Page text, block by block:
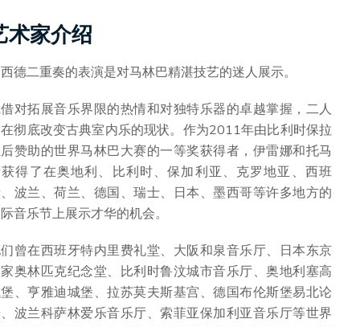
术家介绍
德二重奏的表演是对马林巴精湛技艺的迷人展示。
对拓展音乐界限的热情和对独特乐器的卓越掌握，二人
彻底改变古典室内乐的现状。作为2011年由比利时保拉
赞助的世界马林巴大赛的一等奖获得者，伊雷娜和托马
得了在奥地利、比利时、保加利亚、克罗地亚、西班
波兰、荷兰、德国、瑞士、日本、墨西哥等许多地方的
音乐节上展示才华的机会。
曾在西班牙特内里费礼堂、大阪和泉音乐厅、日本东京
奥林匹克纪念堂、比利时鲁汶城市音乐厅、奥地利塞高
、亨雅迪城堡、拉苏莫夫斯基宫、德国布伦斯堡易北论
波兰科萨林爱乐音乐厅、索菲亚保加利亚音乐厅等世界